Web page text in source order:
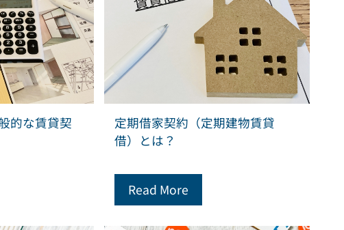
的な賃貸契
定期借家契約（定期建物賃貸
借）とは？
Read More